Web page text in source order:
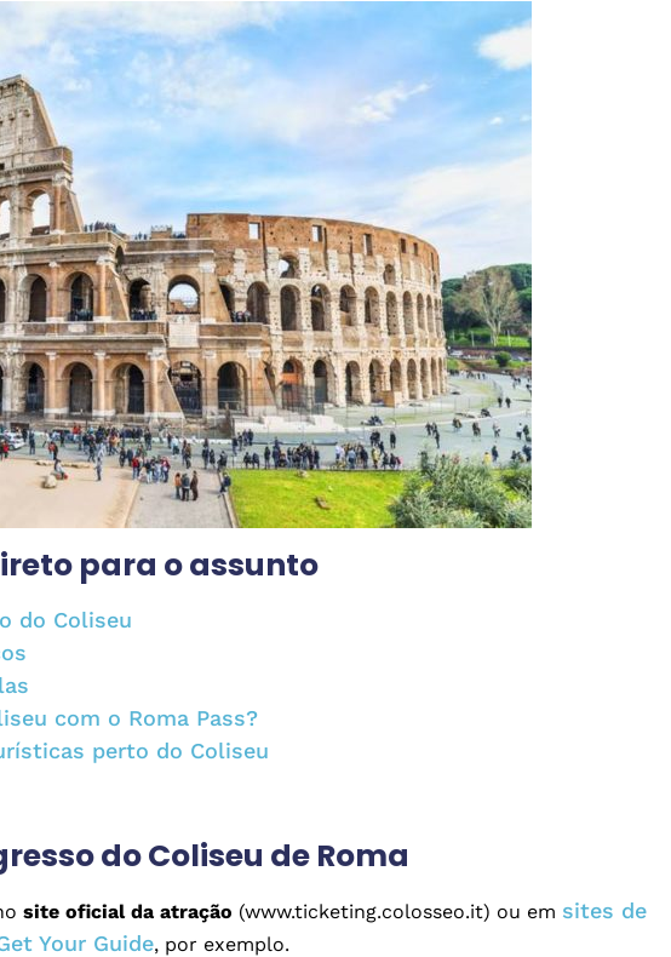
para o assunto
do Coliseu
com o Roma Pass?
perto do Coliseu
do Coliseu de Roma
site oficial da atração (www.ticketing.colosseo.it) ou em sites de
Your Guide, por exemplo.